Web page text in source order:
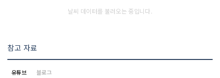
날씨 데이터를 불러오는 중입니다.
참고 자료
유튜브 블로그